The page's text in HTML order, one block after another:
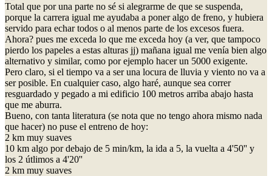
Total que por una parte no sé si alegrarme de que se suspenda,
porque la carrera igual me ayudaba a poner algo de freno, y hubiera
servido para echar todos o al menos parte de los excesos fuera.
Ahora? pues me exceda lo que me exceda hoy (a ver, que tampoco
pierdo los papeles a estas alturas jj) mañana igual me venía bien algo
alternativo y similar, como por ejemplo hacer un 5000 exigente.
Pero claro, si el tiempo va a ser una locura de lluvia y viento no va a
ser posible. En cualquier caso, algo haré, aunque sea correr
resguardado y pegado a mi edificio 100 metros arriba abajo hasta
que me aburra.
Bueno, con tanta literatura (se nota que no tengo ahora mismo nada
que hacer) no puse el entreno de hoy:
2 km muy suaves
10 km algo por debajo de 5 min/km, la ida a 5, la vuelta a 4'50'' y
los 2 útlimos a 4'20''
2 km muy suaves